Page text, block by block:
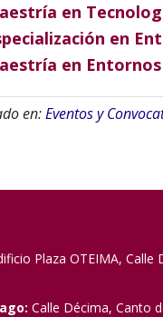
en
en
en
en:Eventos y
Plaza OTEIMA,
Calle Décima, Canto